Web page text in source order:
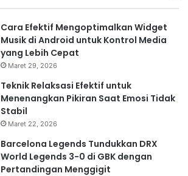
Cara Efektif Mengoptimalkan Widget
Musik di Android untuk Kontrol Media
yang Lebih Cepat
Maret 29, 2026
Teknik Relaksasi Efektif untuk
Menenangkan Pikiran Saat Emosi Tidak
Stabil
Maret 22, 2026
Barcelona Legends Tundukkan DRX
World Legends 3-0 di GBK dengan
Pertandingan Menggigit